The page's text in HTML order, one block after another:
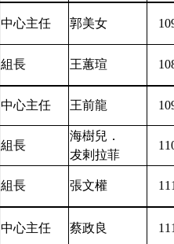
中心主任 郭美女
組長 王蕙瑄
中心主任 王前龍
組長
海樹兒．
犮剌拉菲
組長 張文權
中心主任 蔡政良